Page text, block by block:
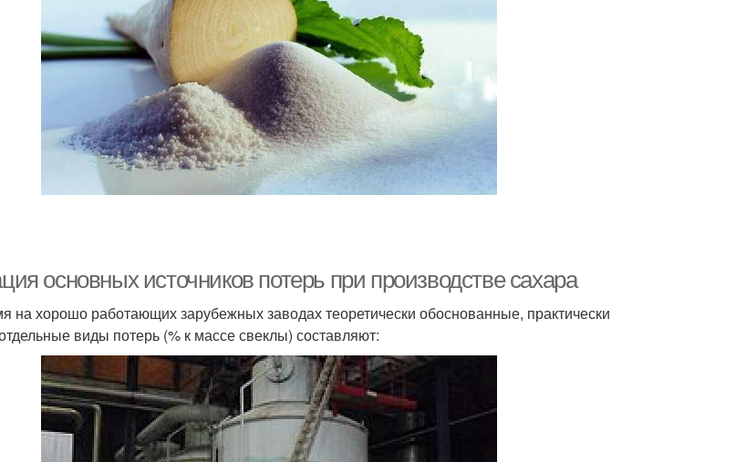
основных источников потерь при производстве сахара
на хорошо работающих зарубежных заводах теоретически обоснованные, практически
виды потерь (% к массе свеклы) составляют: